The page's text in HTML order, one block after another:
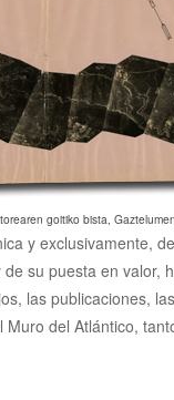
goitiko bista,
y exclusivamente,
su puesta en valor,
las publicaciones,
Muro del Atlántico,